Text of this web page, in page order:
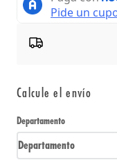
Calcule el envío
Departamento
Departamento